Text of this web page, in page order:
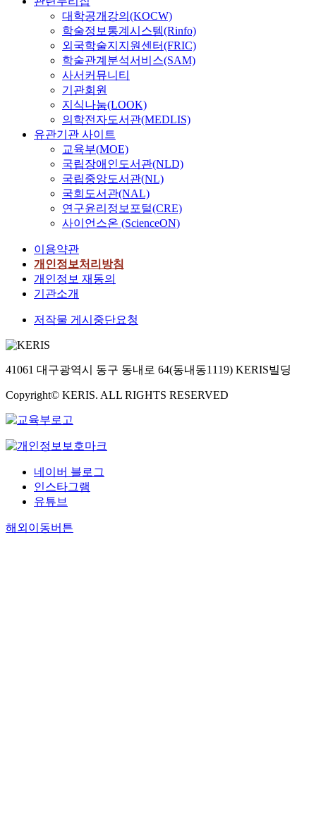
대학공개강의(KOCW)
학술정보통계시스템(Rinfo)
외국학술지지원센터(FRIC)
학술관계분석서비스(SAM)
사서커뮤니티
기관회원
지식나눔(LOOK)
의학전자도서관(MEDLIS)
유관기관 사이트
교육부(MOE)
국립장애인도서관(NLD)
국립중앙도서관(NL)
국회도서관(NAL)
연구윤리정보포털(CRE)
사이언스온 (ScienceON)
이용약관
개인정보처리방침
개인정보 재동의
기관소개
저작물 게시중단요청
41061 대구광역시 동구 동내로 64(동내동1119) KERIS빌딩
Copyright© KERIS. ALL RIGHTS RESERVED
네이버 블로그
인스타그램
유튜브
해외이동버튼